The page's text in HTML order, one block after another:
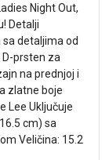
Night Out,
Detalji
detaljima od
prsten za
na prednjoj i
zlatne boje
Lee Uključuje
cm) sa
Veličina: 15.2